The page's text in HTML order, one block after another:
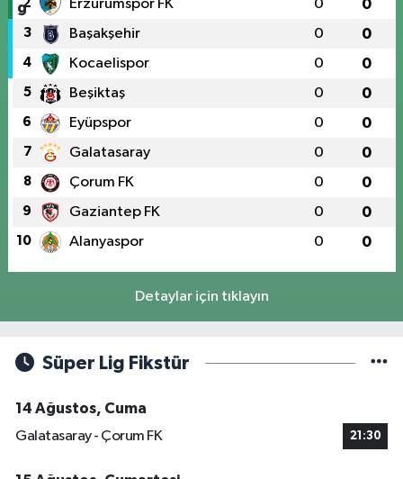
2 Erzurumspor FK 0 0
3 Başakşehir 0 0
4 Kocaelispor 0 0
5 Beşiktaş 0 0
6 Eyüpspor 0 0
7 Galatasaray 0 0
8 Çorum FK 0 0
9 Gaziantep FK 0 0
10 Alanyaspor 0 0
Detaylar için tıklayın
Süper Lig Fikstür
14 Ağustos, Cuma
Galatasaray - Çorum FK
21:30